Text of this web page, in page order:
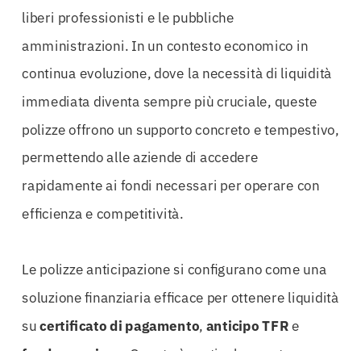
liberi professionisti e le pubbliche
amministrazioni. In un contesto economico in
continua evoluzione, dove la necessità di liquidità
immediata diventa sempre più cruciale, queste
polizze offrono un supporto concreto e tempestivo,
permettendo alle aziende di accedere
rapidamente ai fondi necessari per operare con
efficienza e competitività.
Le polizze anticipazione si configurano come una
soluzione finanziaria efficace per ottenere liquidità
sucertificato di pagamento, anticipo TFRe